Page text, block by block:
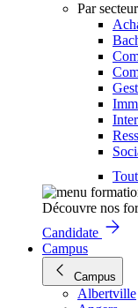
Par secteur
Découvre nos
Candidate
Campus
Campus
Albertville